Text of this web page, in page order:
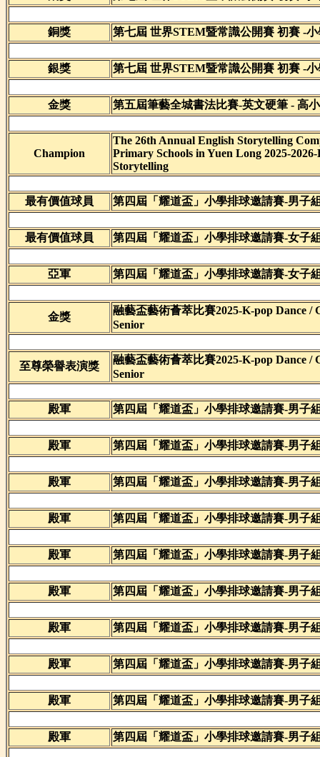
銅獎 第七屆 世界STEM暨常識公開賽 初賽 -
銀獎 第七屆 世界STEM暨常識公開賽 初賽 -
金獎 第五屆筆藝全城書法比賽-英文硬筆 - 高
Champion
The 26th Annual English Storytelling
Primary Schools in Yuen Long 2025-
Storytelling
最有價值球員 第四屆「耀道盃」小學排球邀請賽-男子
最有價值球員 第四屆「耀道盃」小學排球邀請賽-女子
亞軍 第四屆「耀道盃」小學排球邀請賽-女子
金獎
融藝盃藝術薈萃比賽2025-K-pop Dance /
Senior
至尊榮譽表演獎
融藝盃藝術薈萃比賽2025-K-pop Dance /
Senior
殿軍 第四屆「耀道盃」小學排球邀請賽-男子
殿軍 第四屆「耀道盃」小學排球邀請賽-男子
殿軍 第四屆「耀道盃」小學排球邀請賽-男子
殿軍 第四屆「耀道盃」小學排球邀請賽-男子
殿軍 第四屆「耀道盃」小學排球邀請賽-男子
殿軍 第四屆「耀道盃」小學排球邀請賽-男子
殿軍 第四屆「耀道盃」小學排球邀請賽-男子
殿軍 第四屆「耀道盃」小學排球邀請賽-男子
殿軍 第四屆「耀道盃」小學排球邀請賽-男子
殿軍 第四屆「耀道盃」小學排球邀請賽-男子